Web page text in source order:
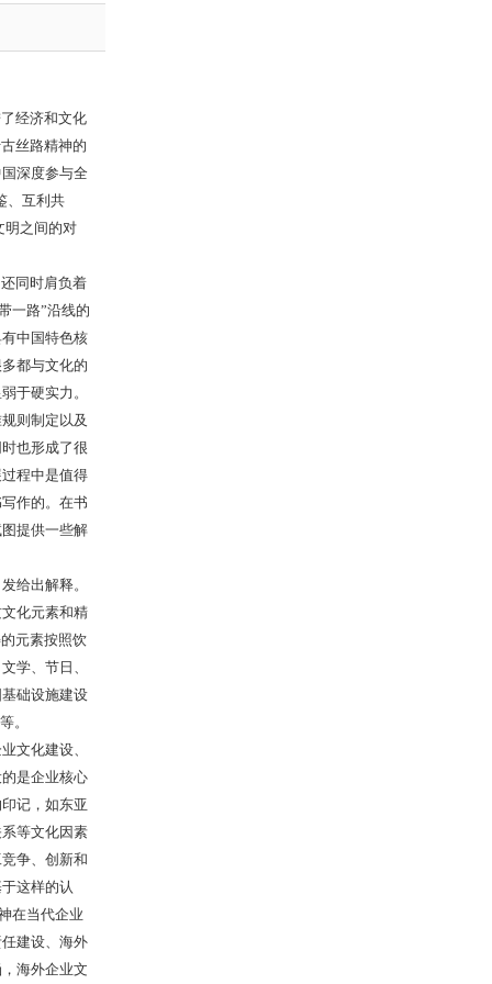
经济和文化
丝路精神的
深度参与全
、互利共
明之间的对
同时肩负着
一路”沿线的
中国特色核
都与文化的
于硬实力。
则制定以及
也形成了很
程中是值得
作的。在书
提供一些解
给出解释。
化元素和精
元素按照饮
学、节日、
础设施建设
。
文化建设、
是企业核心
记，如东亚
等文化因素
争、创新和
这样的认
在当代企业
建设、海外
海外企业文